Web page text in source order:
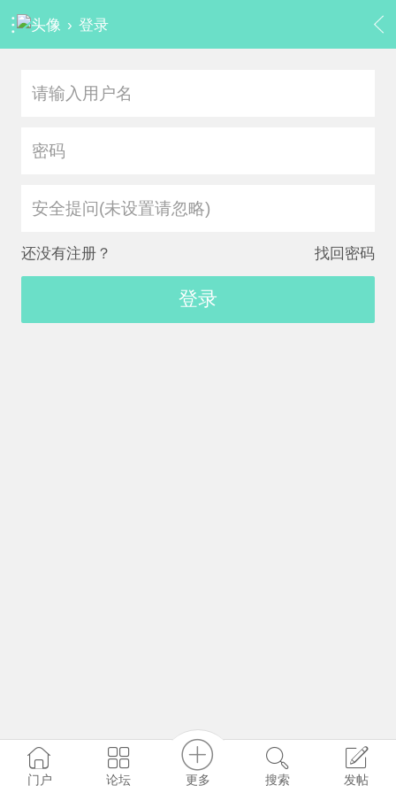
› 登录
安全提问(未设置请忽略)
还没有注册？ 找回密码
登录
门户 论坛 更多 搜索 发帖